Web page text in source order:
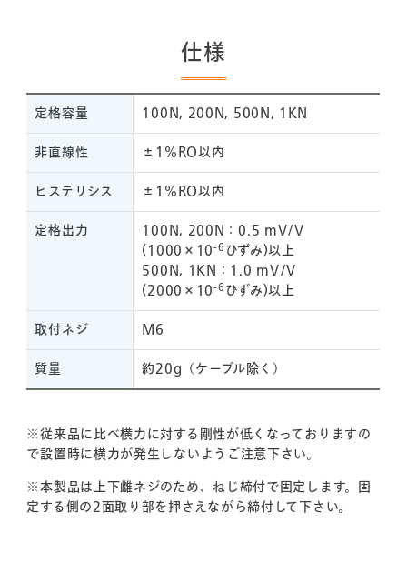
仕様
定格容量 100N, 200N, 500N, 1KN
非直線性 ±1%RO以内
ヒステリシス ±1%RO以内
定格出力
100N, 200N：0.5 mV/V
(1000×10-6ひずみ)以上
500N, 1KN：1.0 mV/V
(2000×10-6ひずみ)以上
取付ネジ M6
質量 約20g（ケーブル除く）
※従来品に比べ横力に対する剛性が低くなっておりますの
で設置時に横力が発生しないようご注意下さい。
※本製品は上下雌ネジのため、ねじ締付で固定します。固
定する側の2面取り部を押さえながら締付して下さい。